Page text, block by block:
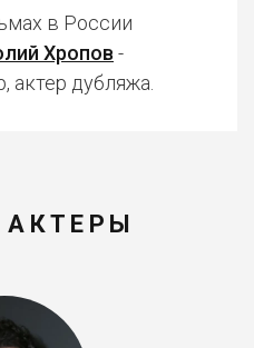
в России
Хропов -
актер дубляжа.